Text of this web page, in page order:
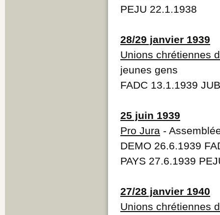
PEJU 22.1.1938
28/29 janvier 1939
Unions chrétiennes
jeunes gens
FADC 13.1.1939
25 juin 1939
Pro Jura -
DEMO 26.6.1939
PAYS 27.6.1939
27/28 janvier 1940
Unions chrétiennes